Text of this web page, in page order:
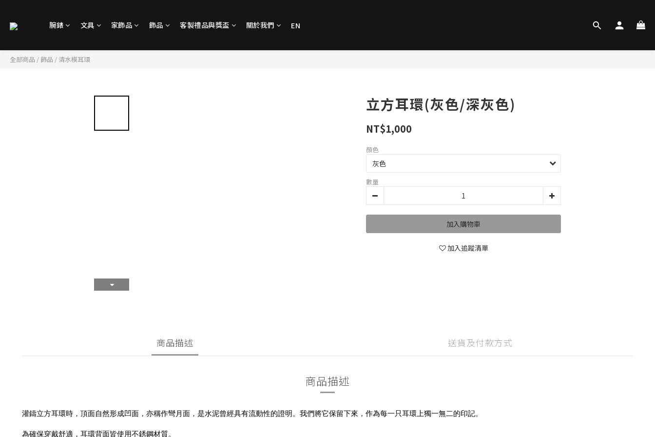
腕錶 文具 家飾品 飾品 客製禮品與獎盃 關於我們 EN
全部商品 / 飾品 / 清水模耳環
立方耳環(灰色/深灰色)
NT$1,000
顏色
數量
加入購物車
加入追蹤清單
商品描述 送貨及付款方式
商品描述
灌鑄立方耳環時，頂面自然形成凹面，亦稱作彎月面，是水泥曾經具有流動性的證明。我們將它保留下來，作為每一只耳環上獨一無二的印記。
為確保穿戴舒適，耳環背面皆使用不銹鋼材質。